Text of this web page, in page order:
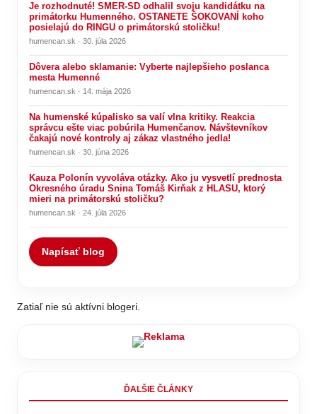
Je rozhodnuté! SMER-SD odhalil svoju kandidátku na
primátorku Humenného. OSTANETE ŠOKOVANÍ koho
posielajú do RINGU o primátorskú stoličku!
humencan.sk · 30. júla 2026
Dôvera alebo sklamanie: Vyberte najlepšieho poslanca
mesta Humenné
humencan.sk · 14. mája 2026
Na humenské kúpalisko sa valí vlna kritiky. Reakcia
správcu ešte viac pobúrila Humenčanov. Návštevníkov
čakajú nové kontroly aj zákaz vlastného jedla!
humencan.sk · 30. júna 2026
Kauza Polonín vyvoláva otázky. Ako ju vysvetlí prednosta
Okresného úradu Snina Tomáš Kirňak z HLASU, ktorý
mieri na primátorskú stoličku?
humencan.sk · 24. júla 2026
Napísať blog
Zatiaľ nie sú aktívni blogeri.
ĎALŠIE ČLÁNKY